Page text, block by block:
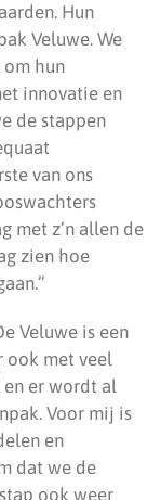
Hun
Veluwe. We
hun
innovatie en
de stappen
van ons
met z’n allen de
zien hoe
Veluwe is een
ook met veel
en er wordt al
Voor mij is
en
dat we de
ook weer